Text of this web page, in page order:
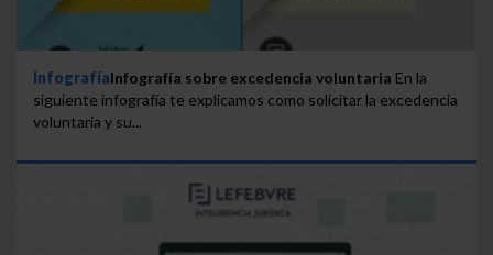
InfografíaInfografía sobre excedencia voluntaria En la
siguiente infografía te explicamos como solicitar la excedencia
voluntaria y su...